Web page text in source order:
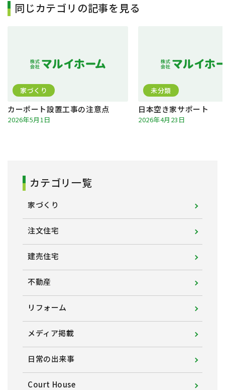
同じカテゴリの記事を見る
カーポート設置工事の注意点
家づくり
2026年5月1日
日本空き家サポート
未分類
2026年4月23日
カテゴリ一覧
家づくり
注文住宅
建売住宅
不動産
リフォーム
メディア掲載
日常の出来事
Court House